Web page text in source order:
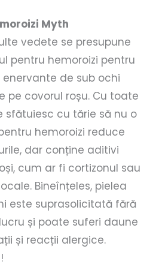
Myth
vedete se presupune
pentru hemoroizi pentru
de sub ochi
pe covorul roșu. Cu toate
sfătuiesc cu tărie să nu o
hemoroizi reduce
dar conține aditivi
cum ar fi cortizonul sau
Bineînțeles, pielea
este suprasolicitată fără
și poate suferi daune
și reacții alergice.